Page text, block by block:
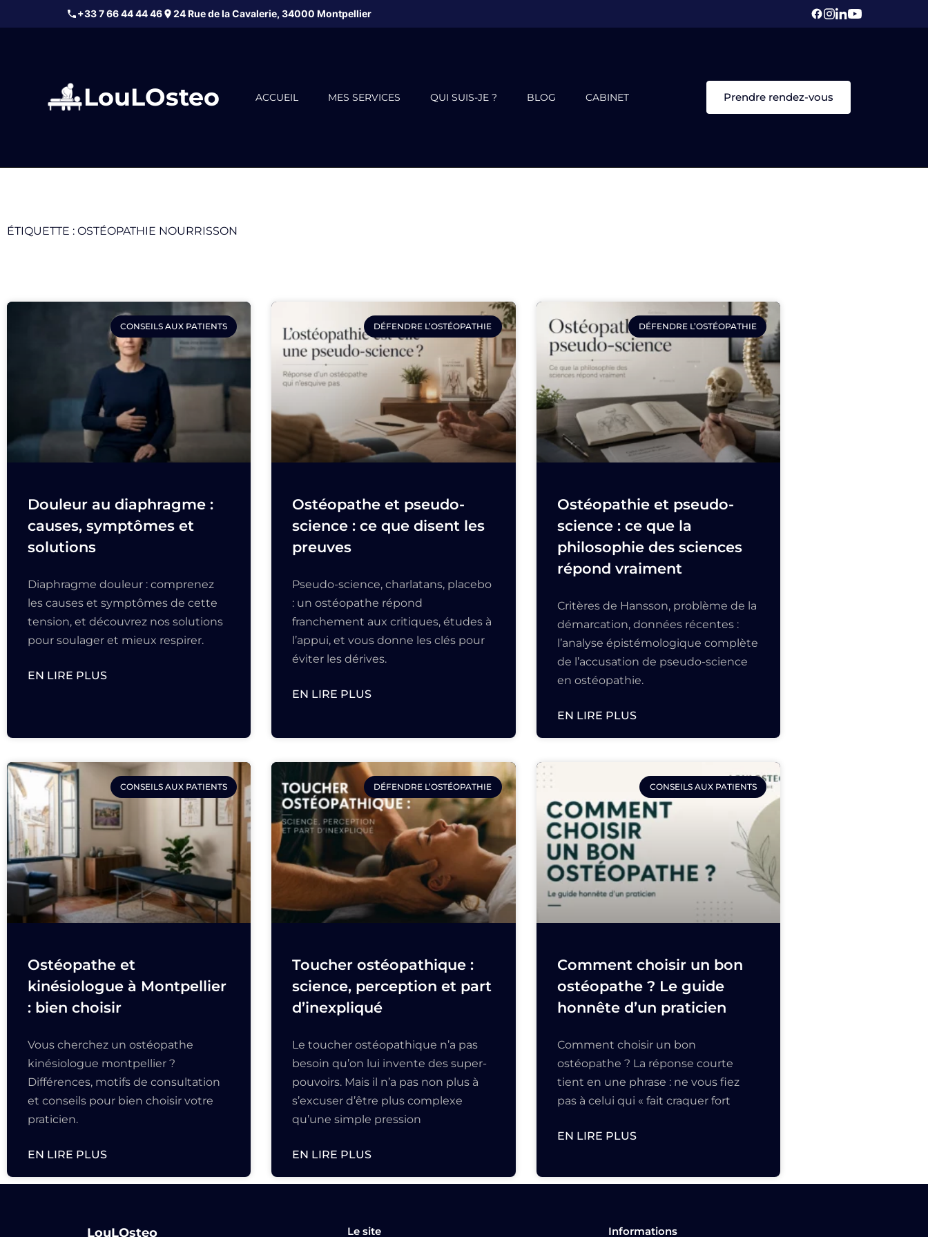
+33 7 66 44 44 46 24 Rue de la Cavalerie, 34000 Montpellier
LouLOsteo ACCUEIL MES SERVICES QUI SUIS-JE ? BLOG CABINET Prendre rendez-vous
ÉTIQUETTE : OSTÉOPATHIE NOURRISSON
CONSEILS AUX PATIENTS
Douleur au diaphragme :
causes, symptômes et
solutions
Diaphragme douleur : comprenez
les causes et symptômes de cette
tension, et découvrez nos solutions
pour soulager et mieux respirer.
EN LIRE PLUS
DÉFENDRE L’OSTÉOPATHIE
Ostéopathe et pseudo-
science : ce que disent les
preuves
Pseudo-science, charlatans, placebo
: un ostéopathe répond
franchement aux critiques, études à
l’appui, et vous donne les clés pour
éviter les dérives.
EN LIRE PLUS
DÉFENDRE L’OSTÉOPATHIE
Ostéopathie et pseudo-
science : ce que la
philosophie des sciences
répond vraiment
Critères de Hansson, problème de la
démarcation, données récentes :
l’analyse épistémologique complète
de l’accusation de pseudo-science
en ostéopathie.
EN LIRE PLUS
CONSEILS AUX PATIENTS
Ostéopathe et
kinésiologue à Montpellier
: bien choisir
Vous cherchez un ostéopathe
kinésiologue montpellier ?
Différences, motifs de consultation
et conseils pour bien choisir votre
praticien.
EN LIRE PLUS
DÉFENDRE L’OSTÉOPATHIE
Toucher ostéopathique :
science, perception et part
d’inexpliqué
Le toucher ostéopathique n’a pas
besoin qu’on lui invente des super-
pouvoirs. Mais il n’a pas non plus à
s’excuser d’être plus complexe
qu’une simple pression
EN LIRE PLUS
CONSEILS AUX PATIENTS
Comment choisir un bon
ostéopathe ? Le guide
honnête d’un praticien
Comment choisir un bon
ostéopathe ? La réponse courte
tient en une phrase : ne vous fiez
pas à celui qui « fait craquer fort
EN LIRE PLUS
LouLOsteo Le site Informations